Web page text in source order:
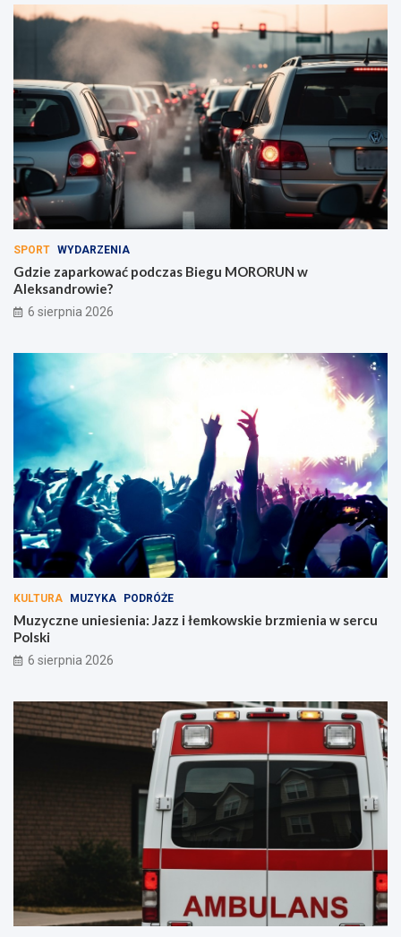
SPORT WYDARZENIA
Gdzie zaparkować podczas Biegu MORORUN w
Aleksandrowie?
6 sierpnia 2026
KULTURA MUZYKA PODRÓŻE
Muzyczne uniesienia: Jazz i łemkowskie brzmienia w sercu
Polski
6 sierpnia 2026